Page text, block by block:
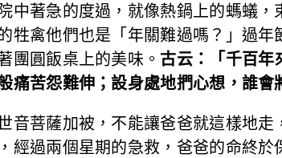
著急的度過，就像熱鍋上的螞蟻，
禽他們也是「年關難過嗎？」過年
團圓飯桌上的美味。 古云：「千百年
苦怨難伸；設身處地捫心想，誰會
菩薩加被，不能讓爸爸就這樣地走
過兩個星期的急救，爸爸的命終於